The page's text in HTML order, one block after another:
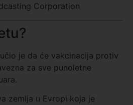
Corporation
je da će vakcinacija protiv
za sve punoletne
zemlja u Evropi koja je